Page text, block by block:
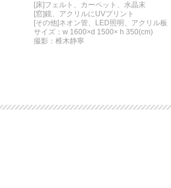
[床]フェルト、カーペット、水晶末
[窓]鏡、アクリルにUVプリント
[その他]ネオン管、LED照明、アクリル板
サイズ：w 1600×d 1500× h 350(cm)
撮影：椎木静寧